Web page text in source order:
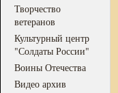
Творчество
ветеранов
Культурный центр
"Солдаты России"
Воины Отечества
Видео архив